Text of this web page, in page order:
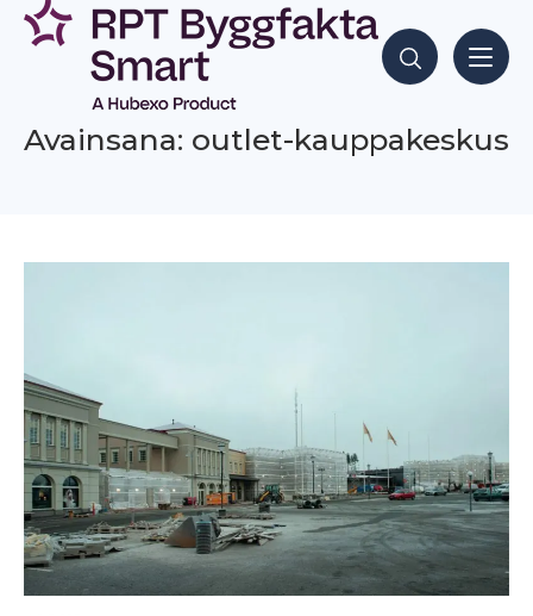
Siirry
sisältöön
Hae sisältöjä
Avainsana: outlet-kauppakeskus